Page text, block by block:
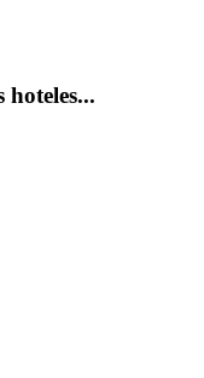
hoteles...